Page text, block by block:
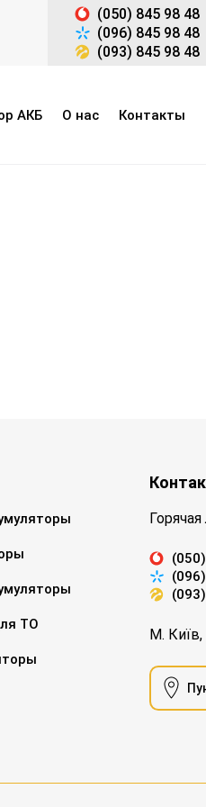
(050) 845 98 48
(096) 845 98 48
(093) 845 98 48
АКБ О нас Контакты
ТО
М. Київ,